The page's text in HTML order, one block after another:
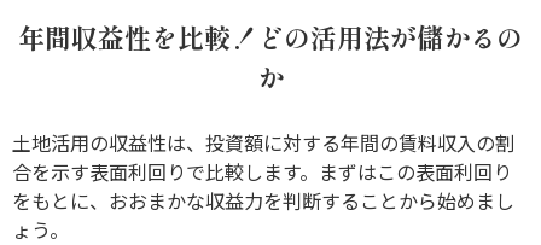
年間収益性を比較！どの活用法が儲かるの
か
土地活用の収益性は、投資額に対する年間の賃料収入の割
合を示す表面利回りで比較します。まずはこの表面利回り
をもとに、おおまかな収益力を判断することから始めまし
ょう。